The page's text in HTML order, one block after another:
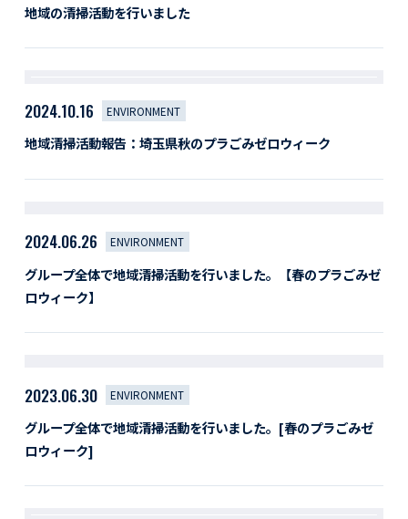
地域の清掃活動を行いました
2024.10.16 ENVIRONMENT
地域清掃活動報告：埼玉県秋のプラごみゼロウィーク
2024.06.26 ENVIRONMENT
グループ全体で地域清掃活動を行いました。【春のプラごみゼ
ロウィーク】
2023.06.30 ENVIRONMENT
グループ全体で地域清掃活動を行いました。[春のプラごみゼ
ロウィーク]